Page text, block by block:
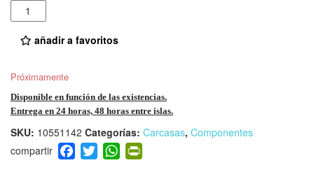
Cantidad
añadir a favoritos
Próximamente
Disponible en función de las existencias.
Entrega en 24 horas, 48 horas entre islas.
SKU: 10551142 Categorías: Carcasas, Componentes
F
a
T
wi
W
h